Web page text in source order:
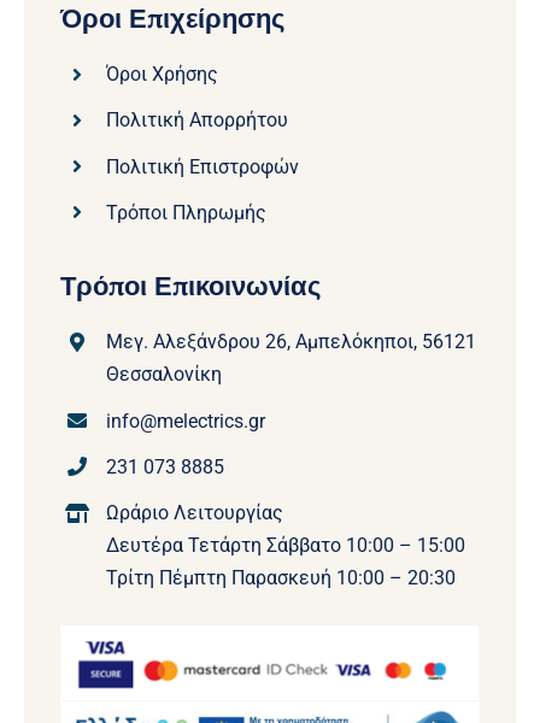
Όροι Επιχείρησης
Όροι Χρήσης
Πολιτική Απορρήτου
Πολιτική Επιστροφών
Τρόποι Πληρωμής
Τρόποι Επικοινωνίας
Μεγ. Αλεξάνδρου 26, Αμπελόκηποι, 56121
Θεσσαλονίκη
info@melectrics.gr
231 073 8885
Ωράριο Λειτουργίας
Δευτέρα Τετάρτη Σάββατο 10:00 – 15:00
Τρίτη Πέμπτη Παρασκευή 10:00 – 20:30